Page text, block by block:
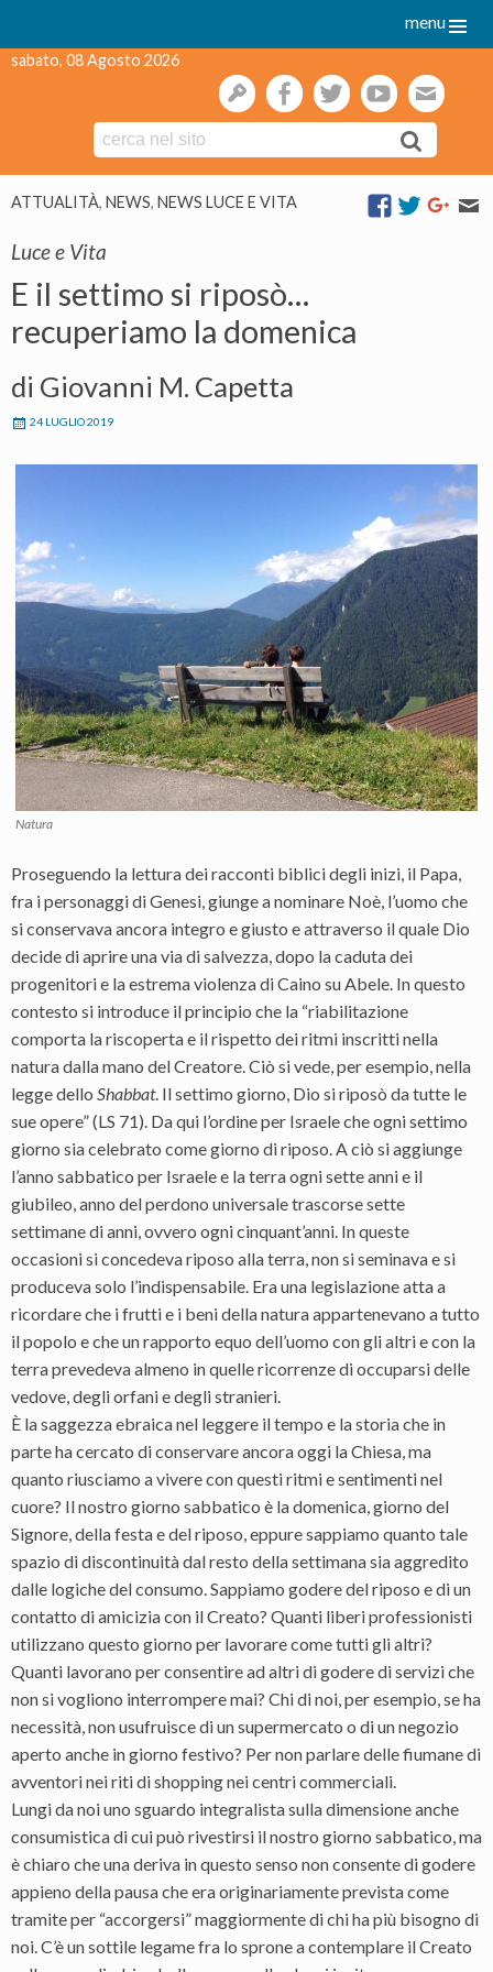
menu
sabato, 08 Agosto 2026
gestionefacebooktwitteryoutube
to
content
ATTUALITÀ, NEWS, NEWS LUCE E VITA
Luce e Vita
E il settimo si riposò…
recuperiamo la domenica
di Giovanni M. Capetta
24 LUGLIO 2019
Natura
Proseguendo la lettura dei racconti biblici degli inizi, il Papa,
fra i personaggi di Genesi, giunge a nominare Noè, l’uomo che
si conservava ancora integro e giusto e attraverso il quale Dio
decide di aprire una via di salvezza, dopo la caduta dei
progenitori e la estrema violenza di Caino su Abele. In questo
contesto si introduce il principio che la “riabilitazione
comporta la riscoperta e il rispetto dei ritmi inscritti nella
natura dalla mano del Creatore. Ciò si vede, per esempio, nella
legge dello Shabbat. Il settimo giorno, Dio si riposò da tutte le
sue opere” (LS 71). Da qui l’ordine per Israele che ogni settimo
giorno sia celebrato come giorno di riposo. A ciò si aggiunge
l’anno sabbatico per Israele e la terra ogni sette anni e il
giubileo, anno del perdono universale trascorse sette
settimane di anni, ovvero ogni cinquant’anni. In queste
occasioni si concedeva riposo alla terra, non si seminava e si
produceva solo l’indispensabile. Era una legislazione atta a
ricordare che i frutti e i beni della natura appartenevano a tutto
il popolo e che un rapporto equo dell’uomo con gli altri e con la
terra prevedeva almeno in quelle ricorrenze di occuparsi delle
vedove, degli orfani e degli stranieri.
È la saggezza ebraica nel leggere il tempo e la storia che in
parte ha cercato di conservare ancora oggi la Chiesa, ma
quanto riusciamo a vivere con questi ritmi e sentimenti nel
cuore? Il nostro giorno sabbatico è la domenica, giorno del
Signore, della festa e del riposo, eppure sappiamo quanto tale
spazio di discontinuità dal resto della settimana sia aggredito
dalle logiche del consumo. Sappiamo godere del riposo e di un
contatto di amicizia con il Creato? Quanti liberi professionisti
utilizzano questo giorno per lavorare come tutti gli altri?
Quanti lavorano per consentire ad altri di godere di servizi che
non si vogliono interrompere mai? Chi di noi, per esempio, se ha
necessità, non usufruisce di un supermercato o di un negozio
aperto anche in giorno festivo? Per non parlare delle fiumane di
avventori nei riti di shopping nei centri commerciali.
Lungi da noi uno sguardo integralista sulla dimensione anche
consumistica di cui può rivestirsi il nostro giorno sabbatico, ma
è chiaro che una deriva in questo senso non consente di godere
appieno della pausa che era originariamente prevista come
tramite per “accorgersi” maggiormente di chi ha più bisogno di
noi. C’è un sottile legame fra lo sprone a contemplare il Creato